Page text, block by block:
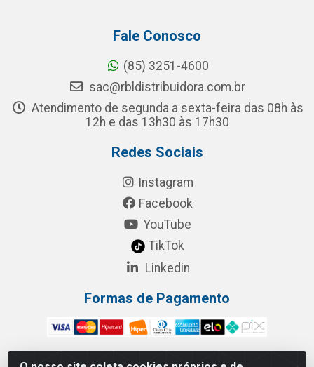
Fale Conosco
(85) 3251-4600
sac@rbldistribuidora.com.br
Atendimento de segunda a sexta-feira das 08h às
12h e das 13h30 às 17h30
Redes Sociais
Instagram
Facebook
YouTube
TikTok
Linkedin
Formas de Pagamento